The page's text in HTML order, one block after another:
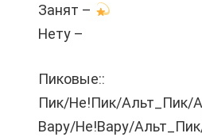
Занят –
Нету –
Пиковые::
Пик/Не!Пик/Альт_Пик/
Вару/Не!Вару/